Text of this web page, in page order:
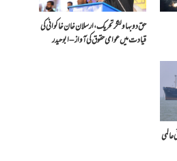
حق دو بہاولنگر تحریک، ارسلان خان خاکوانی کی
قیادت میں عوامی حقوق کی آواز – ابو حیدر